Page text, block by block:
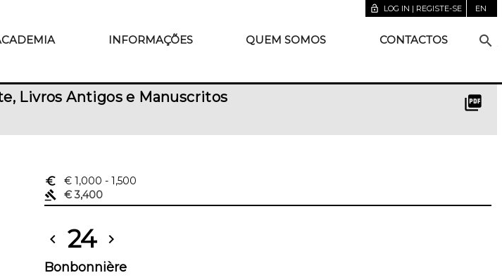
lock_open LOG IN | REGISTE-SE EN
INFORMAÇÕES QUEM SOMOS CONTACTOS search
Livros Antigos e Manuscritos picture_as_pdf
euro_symbol € 1,000 - 1,500
gavel
€ 3,400
chevron_left 24 chevron_right
Bonbonnière